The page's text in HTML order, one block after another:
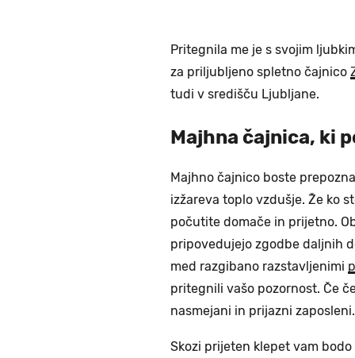
Pritegnila me je s svojim
za priljubljeno spletno čajnico
tudi v središču Ljubljane.
Majhna čajnica, ki
Majhno čajnico boste
izžareva toplo vzdušje. Že ko
počutite domače in prijetno.
pripovedujejo zgodbe daljnih
med razgibano razstavljenimi
pritegnili vašo pozornost. Če
nasmejani in prijazni zaposleni.
Skozi prijeten klepet vam